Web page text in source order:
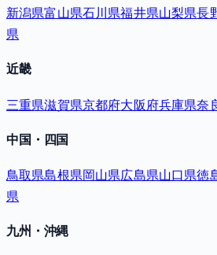
新潟県富山県石川県福井県山梨県長
県
近畿
三重県滋賀県京都府大阪府兵庫県奈
中国・四国
鳥取県島根県岡山県広島県山口県徳
県
九州・沖縄